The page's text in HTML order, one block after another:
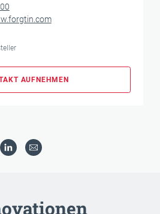
AUFNEHMEN